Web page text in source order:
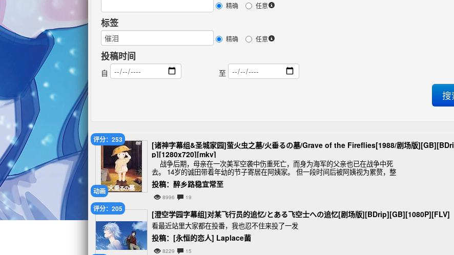
精确 任意
标签
精确 任意
投稿时间
自 至
动画
评分：253
[诸神字幕组&圣城家园]萤火虫之墓/火垂るの墓/Grave of the Fireflies[1988/剧场版][GB][BDri
p][1280x720][mkv]
战争后期，母亲在一次美军空袭中伤重死亡，而身为海军的父亲也已在战争中死
去。 14岁的诚田带着年幼的节子寄居在阿姨家。 但一段时间后被阿姨视为累赘，整
日对兄妹俩冷言冷语，于是
投稿：醉乡路稳宜常至
8996 19
评分：205
[澄空学园字幕组]对某飞行员的追忆/とある飞空士への追忆[剧场版][BDrip][GB][1080P][FLV]
看最近站里大家都在投番，我也忍不住来投了一发
投稿：[永恒的恋人] Laplace菌
8229 15